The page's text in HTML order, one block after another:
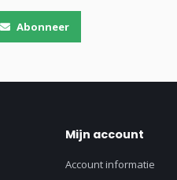
Abonneer
Mijn account
Account informatie